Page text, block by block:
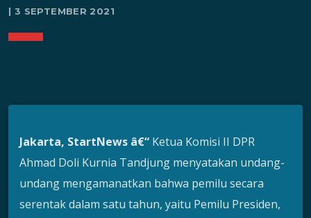
| 3 SEPTEMBER 2021
Jakarta, StartNews â€“ Ketua Komisi II DPR
Ahmad Doli Kurnia Tandjung menyatakan undang-
undang mengamanatkan bahwa pemilu secara
serentak dalam satu tahun, yaitu Pemilu Presiden,